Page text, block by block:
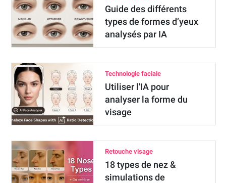
Guide des différents
types de formes d’yeux
analysés par IA
Technologie faciale
Utiliser l'IA pour
analyser la forme du
visage
Retouche visage
18 types de nez &
simulations de